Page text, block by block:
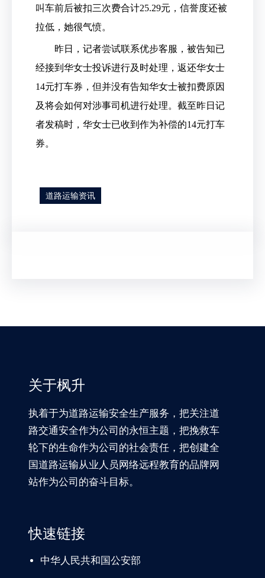
叫车前后被扣三次费合计25.29元，信誉度还被
拉低，她很气愤。
昨日，记者尝试联系优步客服，被告知已
经接到华女士投诉进行及时处理，返还华女士
14元打车券，但并没有告知华女士被扣费原因
及将会如何对涉事司机进行处理。截至昨日记
者发稿时，华女士已收到作为补偿的14元打车
券。
道路运输资讯
关于枫升
执着于为道路运输安全生产服务，把关注道
路交通安全作为公司的永恒主题，把挽救车
轮下的生命作为公司的社会责任，把创建全
国道路运输从业人员网络远程教育的品牌网
站作为公司的奋斗目标。
快速链接
中华人民共和国公安部